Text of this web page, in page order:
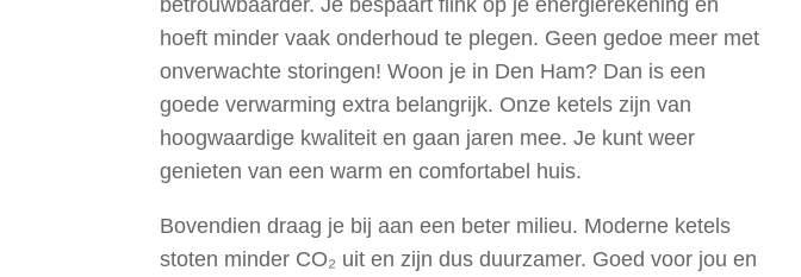
hoeft minder vaak onderhoud te plegen. Geen gedoe meer met
onverwachte storingen! Woon je in Den Ham? Dan is een
goede verwarming extra belangrijk. Onze ketels zijn van
hoogwaardige kwaliteit en gaan jaren mee. Je kunt weer
genieten van een warm en comfortabel huis.
Bovendien draag je bij aan een beter milieu. Moderne ketels
stoten minder CO₂ uit en zijn dus duurzamer. Goed voor jou en